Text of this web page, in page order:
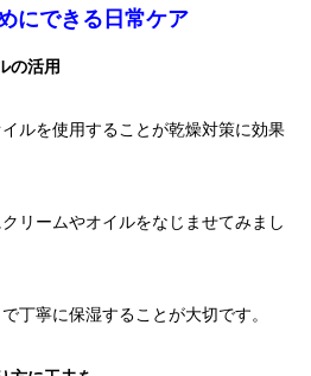
にできる日常ケア
の活用
ルを使用することが乾燥対策に効果
リームやオイルをなじませてみまし
丁寧に保湿することが大切です。